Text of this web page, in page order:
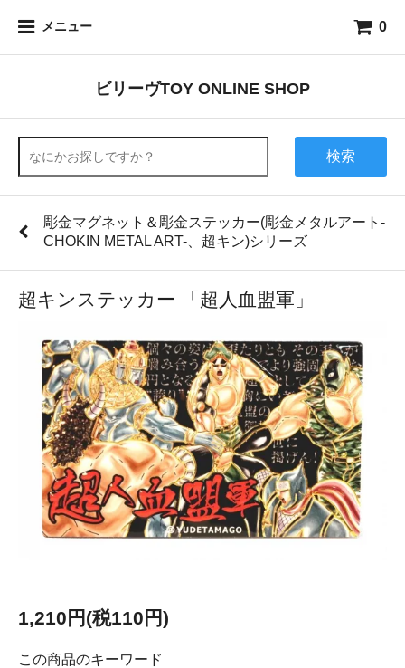
メニュー 0
ビリーヴTOY ONLINE SHOP
検索
彫金マグネット＆彫金ステッカー(彫金メタルアート-
CHOKIN METAL ART-、超キン)シリーズ
超キンステッカー 「超人血盟軍」
1,210円(税110円)
この商品のキーワード